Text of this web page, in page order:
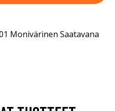
Monivärinen Saatavana